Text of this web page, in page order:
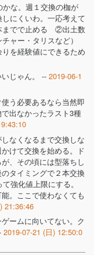
な。週１交換の枷が
にくいわ。一応考えて
までで止める ②出土数
チャー・タリスなど）
を経験値にできるため
じゃん。 -- 2019-06-1
う必要あるなら当然即
出なかったラスト3種
なくなるまで交換しな
けて交換を始める。ド
、その頃には型落ちし
タイミングで２本交換
強化値上限にする。
。ここで使わなくても
21:36:46
ームに向いてない。ク
2019-07-21 (日) 12:50:0